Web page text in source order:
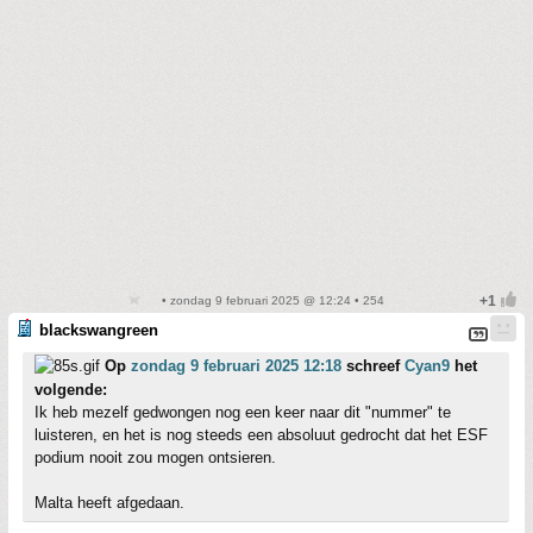
• zondag 9 februari 2025 @ 12:24 • 254
blackswangreen
Op zondag 9 februari 2025 12:18 schreef Cyan9 het
volgende:
Ik heb mezelf gedwongen nog een keer naar dit "nummer" te
luisteren, en het is nog steeds een absoluut gedrocht dat het ESF
podium nooit zou mogen ontsieren.
Malta heeft afgedaan.